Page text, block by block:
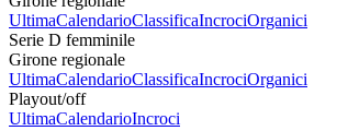
UltimaCalendarioClassificaIncrociOrganici
Serie D femminile
Girone regionale
UltimaCalendarioClassificaIncrociOrganici
Playout/off
UltimaCalendarioIncroci